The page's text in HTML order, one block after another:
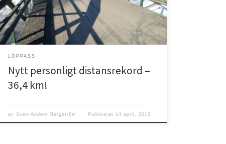
vaknade till liv. Siktet var inställt på att springa från
hemmet i […]
LÖPPASS
Nytt personligt distansrekord –
36,4 km!
avSven-Anders Bergström Publicerat 14 april, 2013